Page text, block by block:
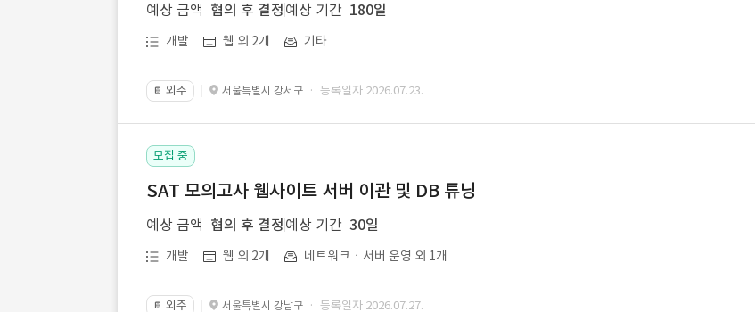
예상 금액 협의 후 결정 예상 기간 180일
개발 웹 외 2개 기타
📔 외주 서울특별시 강서구 · 등록일자 2026.07.23.
모집 중
SAT 모의고사 웹사이트 서버 이관 및 DB 튜닝
예상 금액 협의 후 결정 예상 기간 30일
개발 웹 외 2개 네트워크ㆍ서버 운영 외 1개
📔 외주 서울특별시 강남구 · 등록일자 2026.07.27.